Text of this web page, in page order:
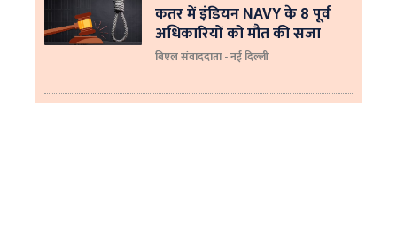
कतर में इंडियन NAVY के 8 पूर्व
अधिकारियों को मौत की सजा
बिएल संवाददाता - नई दिल्ली